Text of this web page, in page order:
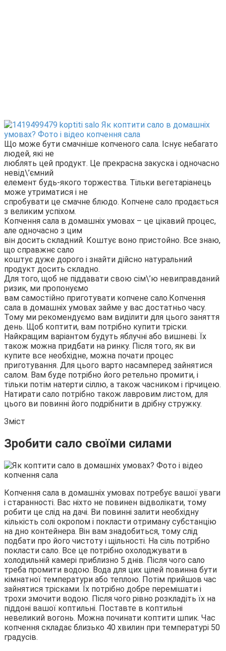
Що може бути смачніше копченого сала. Існує небагато
людей, які не
люблять цей продукт. Це прекрасна закуска і одночасно
невід\’ємний
елемент будь-якого торжества. Тільки вегетаріанець
може утриматися і не
спробувати це смачне блюдо. Копчене сало продається
з великим успіхом.
Копчення сала в домашніх умовах – це цікавий процес,
але одночасно з цим
він досить складний. Коштує воно пристойно. Все знаю,
що справжнє сало
коштує дуже дорого і знайти дійсно натуральний
продукт досить складно.
Для того, щоб не піддавати свою сім\’ю невиправданий
ризик, ми пропонуємо
вам самостійно приготувати копчене сало.Копчення
сала в домашніх умовах займе у вас достатньо часу.
Тому ми рекомендуємо вам виділити для цього заняття
день. Щоб коптити, вам потрібно купити тріски.
Найкращим варіантом будуть яблучні або вишневі. Їх
також можна придбати на ринку. Після того, як ви
купите все необхідне, можна почати процес
приготування. Для цього варто насамперед зайнятися
салом. Вам буде потрібно його ретельно промити, і
тільки потім натерти сіллю, а також часником і гірчицею.
Натирати сало потрібно також лавровим листом, для
цього ви повинні його подрібнити в дрібну стружку.
Зміст
Зробити сало своїми силами
Копчення сала в домашніх умовах потребує вашої уваги
і старанності. Вас ніхто не повинен відволікати, тому
робити це слід на дачі. Ви повинні залити необхідну
кількість солі окропом і покласти отриману субстанцію
на дно контейнера. Він вам знадобиться, тому слід
подбати про його чистоту і щільності. На сіль потрібно
покласти сало. Все це потрібно охолоджувати в
холодильній камері приблизно 5 днів. Після чого сало
треба промити водою. Вода для цих цілей повинна бути
кімнатної температури або теплою. Потім прийшов час
зайнятися трісками. Їх потрібно добре перемішати і
трохи змочити водою. Після чого рівно розкладіть їх на
піддоні вашої коптильні. Поставте в коптильні
невеликий вогонь. Можна починати коптити шпик. Час
копчення складає близько 40 хвилин при температурі 50
градусів.